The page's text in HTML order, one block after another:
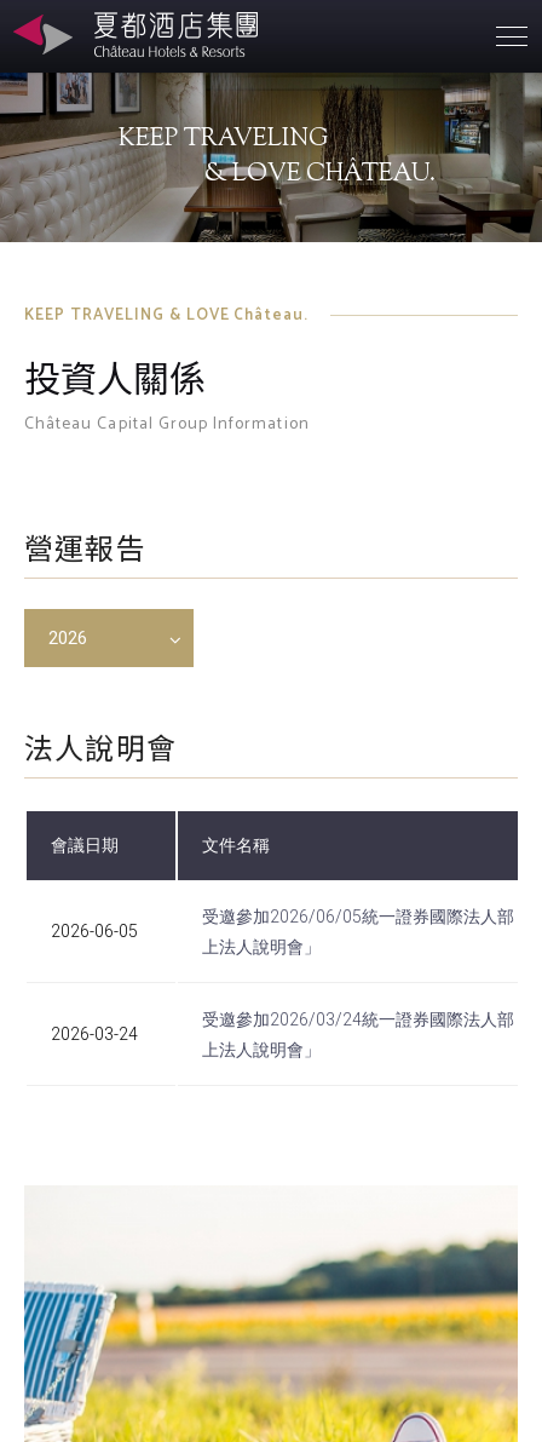
KEEP TRAVELING
& LOVE CHÂTEAU.
KEEP TRAVELING & LOVE Château.
投資人關係
Château Capital Group Information
營運報告
2026
法人說明會
會議日期 文件名稱
2026-06-05
受邀參加2026/06/05統一證券國際法人部「
上法人說明會」
2026-03-24
受邀參加2026/03/24統一證券國際法人部「
上法人說明會」
營業據點
關於夏都
永續發展
聯絡資訊
投資人專區